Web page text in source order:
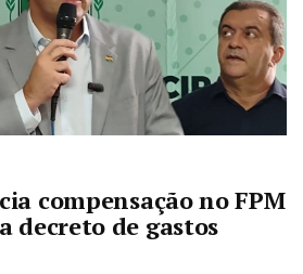
compensação no FPM
decreto de gastos